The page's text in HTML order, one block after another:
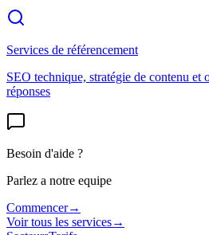
Services de référencement
SEO technique, stratégie de contenu et
réponses
Besoin d'aide ?
Parlez a notre equipe
Commencer→
Voir tous les services→